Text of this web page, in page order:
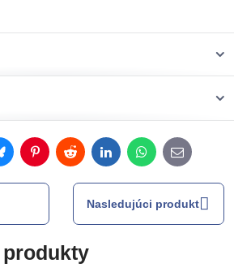
PinterestRedditLinkedInWhatsApp
E-
mail
Nasledujúci produkt